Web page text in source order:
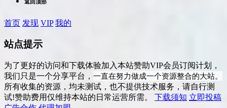
返回顶部
首页 发现 VIP 我的
站点提示
为了更好的访问和下载体验加入本站赞助VIP会员订阅计划，
我们只是一个分享平台， 一直在努力做成一个资源整合的大站。
所有收集的资源，均未测试，也不提供技术服务，请自行测
试!赞助费用仅维持本站的日常运营所需。 下载须知 立即投稿